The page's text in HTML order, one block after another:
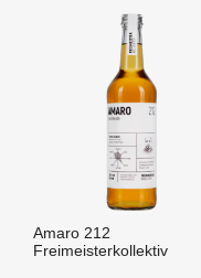
Amaro 212
Freimeisterkollektiv